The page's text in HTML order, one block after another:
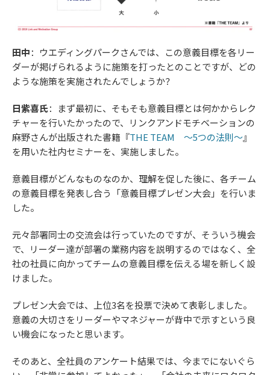
田中：ウエディングパークさんでは、この意義目標を各リー
ダーが掲げられるように施策を打ったとのことですが、どの
ような施策を実施されたんでしょうか？
日紫喜氏：まず最初に、そもそも意義目標とは何かからレク
チャーを行いたかったので、リンクアンドモチベーションの
麻野さんが出版された書籍『THE TEAM 〜5つの法則〜』
を用いた社内セミナーを、実施しました。
意義目標がどんなものなのか、理解を促した後に、各チーム
の意義目標を発表し合う「意義目標プレゼン大会」を行いま
した。
元々部署同士の交流会は行っていたのですが、そういう機会
で、リーダー達が部署の業務内容を説明するのではなく、全
社の社員に向かってチームの意義目標を伝える場を新しく設
けました。
プレゼン大会では、上位3名を投票で決めて表彰しました。
意義の大切さをリーダーやマネジャーが背中で示すという良
い機会になったと思います。
そのあと、全社員のアンケート結果では、今までにないぐら